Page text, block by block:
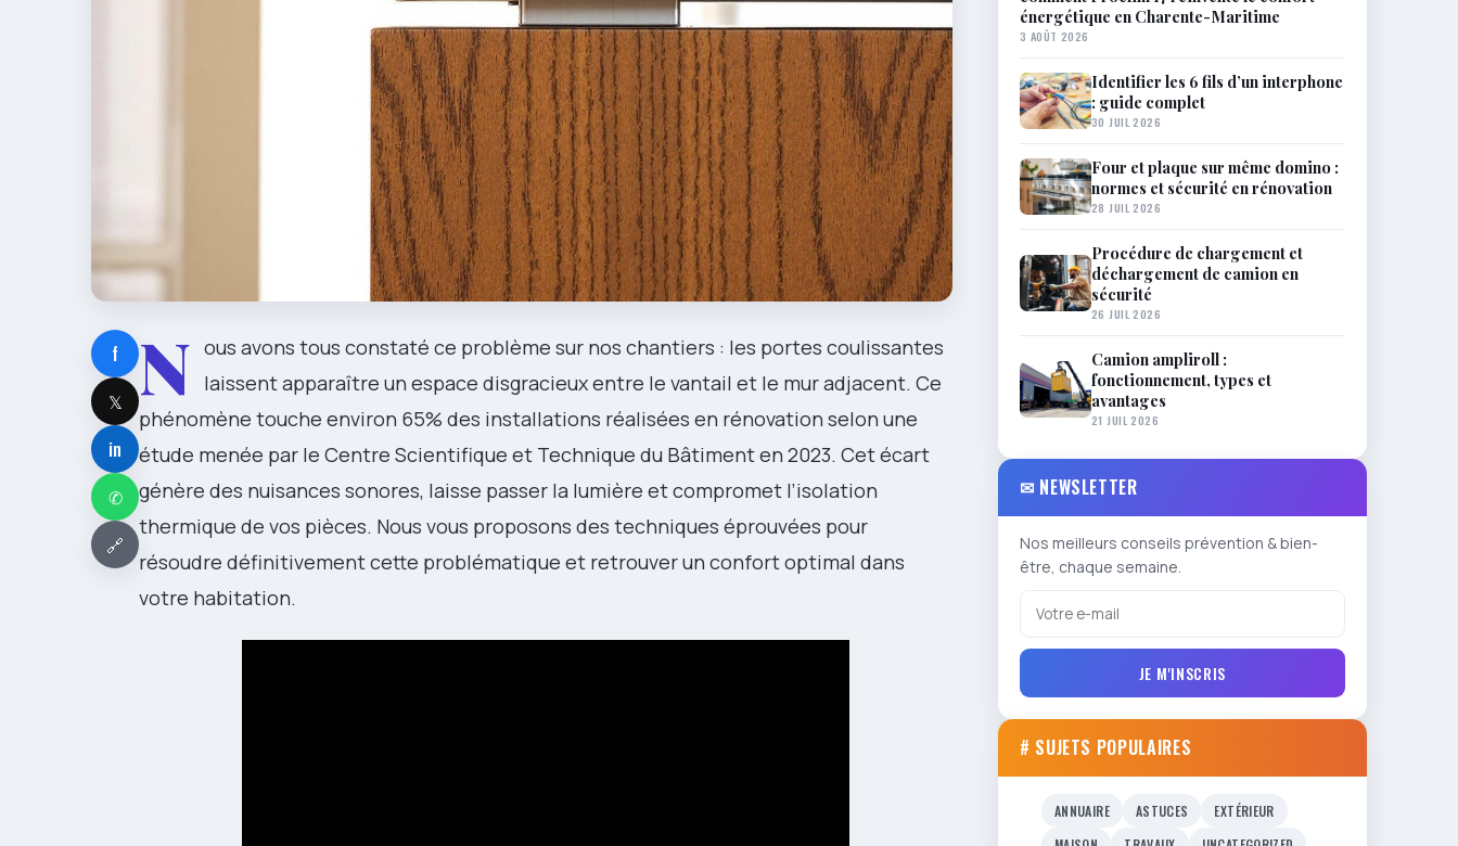
f
𝕏
in
✆
🔗
N ous avons tous constaté ce problème sur nos chantiers : les portes coulissantes
laissent apparaître un espace disgracieux entre le vantail et le mur adjacent. Ce
phénomène touche environ 65% des installations réalisées en rénovation selon une
étude menée par le Centre Scientifique et Technique du Bâtiment en 2023. Cet écart
génère des nuisances sonores, laisse passer la lumière et compromet l’isolation
thermique de vos pièces. Nous vous proposons des techniques éprouvées pour
résoudre définitivement cette problématique et retrouver un confort optimal dans
votre habitation.
énergétique en Charente-Maritime
3 AOÛT 2026
Identifier les 6 fils d’un interphone
: guide complet
30 JUIL 2026
Four et plaque sur même domino :
normes et sécurité en rénovation
28 JUIL 2026
Procédure de chargement et
déchargement de camion en
sécurité
26 JUIL 2026
Camion ampliroll :
fonctionnement, types et
avantages
21 JUIL 2026
✉ NEWSLETTER
Nos meilleurs conseils prévention & bien-
être, chaque semaine.
JE M'INSCRIS
# SUJETS POPULAIRES
ANNUAIRE ASTUCES
EXTÉRIEUR